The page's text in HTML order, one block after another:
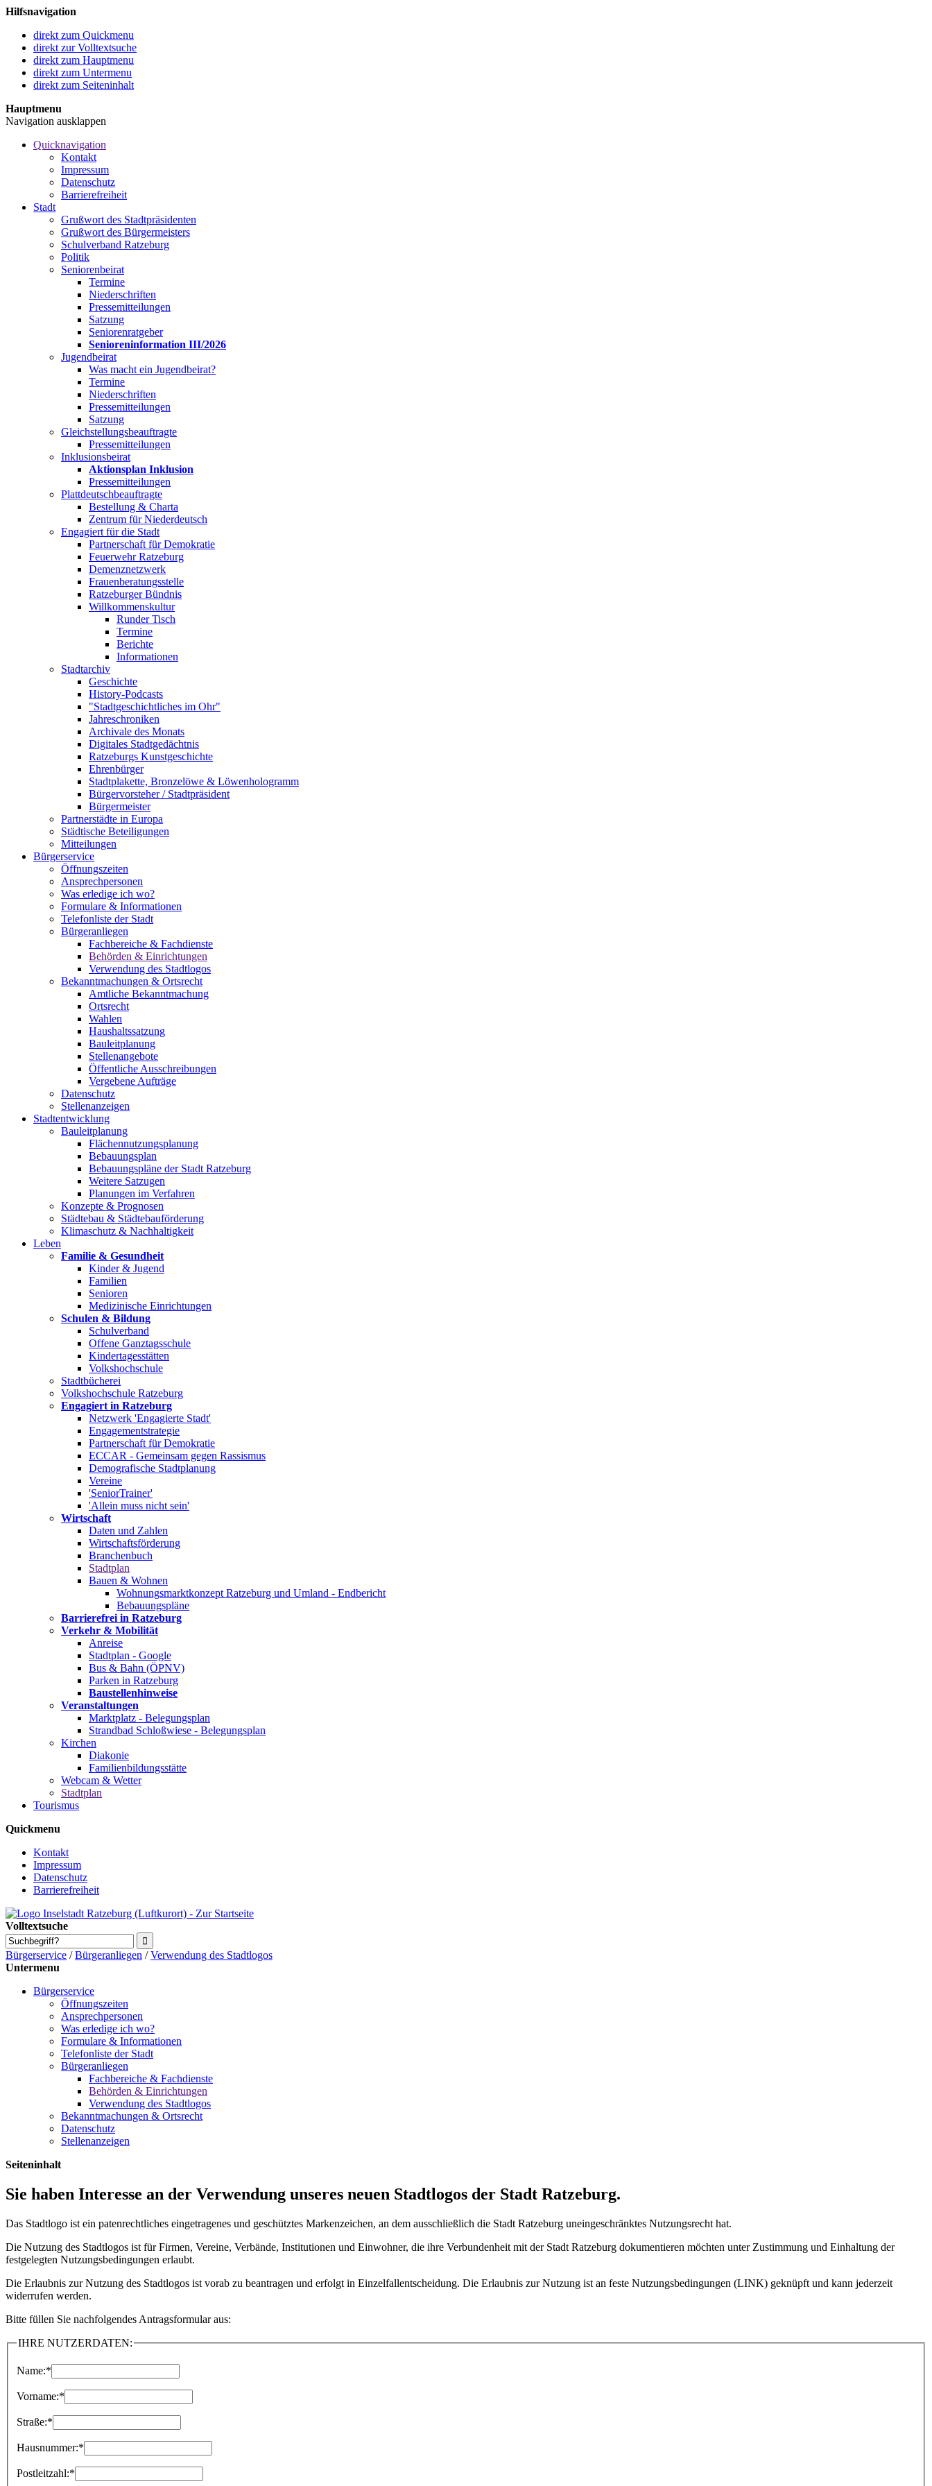
Hilfsnavigation
direkt zum Quickmenu
direkt zur Volltextsuche
direkt zum Hauptmenu
direkt zum Untermenu
direkt zum Seiteninhalt
Hauptmenu
Navigation ausklappen
Quicknavigation
Kontakt
Impressum
Datenschutz
Barrierefreiheit
Stadt
Grußwort des Stadtpräsidenten
Grußwort des Bürgermeisters
Schulverband Ratzeburg
Politik
Seniorenbeirat
Termine
Niederschriften
Pressemitteilungen
Satzung
Seniorenratgeber
Senioreninformation III/2026
Jugendbeirat
Was macht ein Jugendbeirat?
Termine
Niederschriften
Pressemitteilungen
Satzung
Gleichstellungsbeauftragte
Pressemitteilungen
Inklusionsbeirat
Aktionsplan Inklusion
Pressemitteilungen
Plattdeutschbeauftragte
Bestellung & Charta
Zentrum für Niederdeutsch
Engagiert für die Stadt
Partnerschaft für Demokratie
Feuerwehr Ratzeburg
Demenznetzwerk
Frauenberatungsstelle
Ratzeburger Bündnis
Willkommenskultur
Runder Tisch
Termine
Berichte
Informationen
Stadtarchiv
Geschichte
History-Podcasts
"Stadtgeschichtliches im Ohr"
Jahreschroniken
Archivale des Monats
Digitales Stadtgedächtnis
Ratzeburgs Kunstgeschichte
Ehrenbürger
Stadtplakette, Bronzelöwe & Löwenhologramm
Bürgervorsteher / Stadtpräsident
Bürgermeister
Partnerstädte in Europa
Städtische Beteiligungen
Mitteilungen
Bürgerservice
Öffnungszeiten
Ansprechpersonen
Was erledige ich wo?
Formulare & Informationen
Telefonliste der Stadt
Bürgeranliegen
Fachbereiche & Fachdienste
Behörden & Einrichtungen
Verwendung des Stadtlogos
Bekanntmachungen & Ortsrecht
Amtliche Bekanntmachung
Ortsrecht
Wahlen
Haushaltssatzung
Bauleitplanung
Stellenangebote
Öffentliche Ausschreibungen
Vergebene Aufträge
Datenschutz
Stellenanzeigen
Stadtentwicklung
Bauleitplanung
Flächennutzungsplanung
Bebauungsplan
Bebauungspläne der Stadt Ratzeburg
Weitere Satzugen
Planungen im Verfahren
Konzepte & Prognosen
Städtebau & Städtebauförderung
Klimaschutz & Nachhaltigkeit
Leben
Familie & Gesundheit
Kinder & Jugend
Familien
Senioren
Medizinische Einrichtungen
Schulen & Bildung
Schulverband
Offene Ganztagsschule
Kindertagesstätten
Volkshochschule
Stadtbücherei
Volkshochschule Ratzeburg
Engagiert in Ratzeburg
Netzwerk 'Engagierte Stadt'
Engagementstrategie
Partnerschaft für Demokratie
ECCAR - Gemeinsam gegen Rassismus
Demografische Stadtplanung
Vereine
'SeniorTrainer'
'Allein muss nicht sein'
Wirtschaft
Daten und Zahlen
Wirtschaftsförderung
Branchenbuch
Stadtplan
Bauen & Wohnen
Wohnungsmarktkonzept Ratzeburg und Umland - Endbericht
Bebauungspläne
Barrierefrei in Ratzeburg
Verkehr & Mobilität
Anreise
Stadtplan - Google
Bus & Bahn (ÖPNV)
Parken in Ratzeburg
Baustellenhinweise
Veranstaltungen
Marktplatz - Belegungsplan
Strandbad Schloßwiese - Belegungsplan
Kirchen
Diakonie
Familienbildungsstätte
Webcam & Wetter
Stadtplan
Tourismus
Quickmenu
Kontakt
Impressum
Datenschutz
Barrierefreiheit
Volltextsuche
Bürgerservice /Bürgeranliegen /Verwendung des Stadtlogos
Untermenu
Bürgerservice
Öffnungszeiten
Ansprechpersonen
Was erledige ich wo?
Formulare & Informationen
Telefonliste der Stadt
Bürgeranliegen
Fachbereiche & Fachdienste
Behörden & Einrichtungen
Verwendung des Stadtlogos
Bekanntmachungen & Ortsrecht
Datenschutz
Stellenanzeigen
Seiteninhalt
Sie haben Interesse an der Verwendung unseres neuen Stadtlogos der Stadt Ratzeburg.
Das Stadtlogo ist ein patenrechtliches eingetragenes und geschütztes Markenzeichen, an dem ausschließlich die Stadt Ratzeburg uneingeschränktes Nutzungsrecht hat.
Die Nutzung des Stadtlogos ist für Firmen, Vereine, Verbände, Institutionen und Einwohner, die ihre Verbundenheit mit der Stadt Ratzeburg dokumentieren möchten unter Zustimmung und Einhaltung der
festgelegten Nutzungsbedingungen erlaubt.
Die Erlaubnis zur Nutzung des Stadtlogos ist vorab zu beantragen und erfolgt in Einzelfallentscheidung. Die Erlaubnis zur Nutzung ist an feste Nutzungsbedingungen (LINK) geknüpft und kann jederzeit
widerrufen werden.
Bitte füllen Sie nachfolgendes Antragsformular aus:
IHRE NUTZERDATEN:
Name:*
Vorname:*
Straße:*
Hausnummer:*
Postleitzahl:*